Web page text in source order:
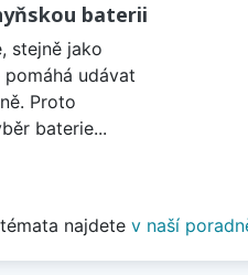
baterii
stejně jako
udávat
Proto
baterie...
najdete v naší